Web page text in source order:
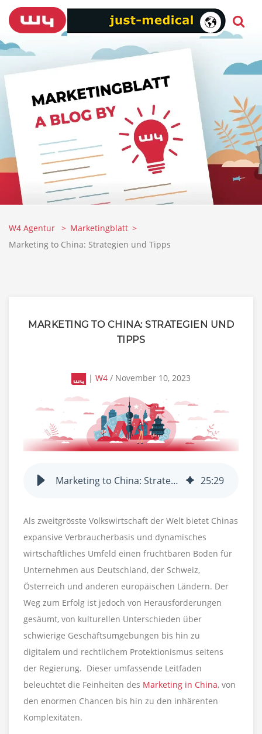
W4 Agentur
Marketingblatt
Marketing to China: Strategien und Tipps
MARKETING TO CHINA: STRATEGIEN UND
TIPPS
| W4 / November 10, 2023
Marketing to China: Strategien und Tipps 25:29
Als zweitgrösste Volkswirtschaft der Welt bietet Chinas
expansive Verbraucherbasis und dynamisches
wirtschaftliches Umfeld einen fruchtbaren Boden für
Unternehmen aus Deutschland, der Schweiz,
Österreich und anderen europäischen Ländern. Der
Weg zum Erfolg ist jedoch von Herausforderungen
gesäumt, von kulturellen Unterschieden über
schwierige Geschäftsumgebungen bis hin zu
digitalem und rechtlichem Protektionismus seitens
der Regierung. Dieser umfassende Leitfaden
beleuchtet die Feinheiten des Marketing in China, von
den enormen Chancen bis hin zu den inhärenten
Komplexitäten.